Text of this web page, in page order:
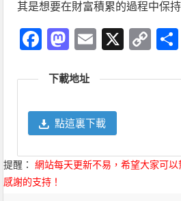
其是想要在財富積累的過程中保
Facebook
Mastodon
Email
X
下載地址
點這裏下載
提醒：
網站每天更新不易，希望大家可
感謝的支持！